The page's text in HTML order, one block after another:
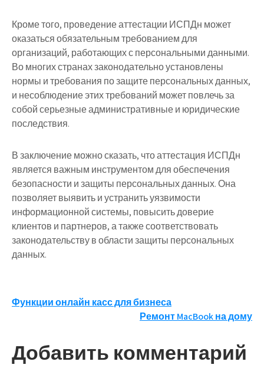
Кроме того, проведение аттестации ИСПДн может
оказаться обязательным требованием для
организаций, работающих с персональными данными.
Во многих странах законодательно установлены
нормы и требования по защите персональных данных,
и несоблюдение этих требований может повлечь за
собой серьезные административные и юридические
последствия.
В заключение можно сказать, что аттестация ИСПДн
является важным инструментом для обеспечения
безопасности и защиты персональных данных. Она
позволяет выявить и устранить уязвимости
информационной системы, повысить доверие
клиентов и партнеров, а также соответствовать
законодательству в области защиты персональных
данных.
Навигация
записям
Функции онлайн касс для бизнеса
Ремонт MacBook на дому
Добавить комментарий